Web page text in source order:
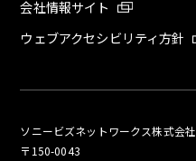
会社情報サイト
ウェブアクセシビリティ方針
ソニービズネットワークス株式会社
〒150-0043